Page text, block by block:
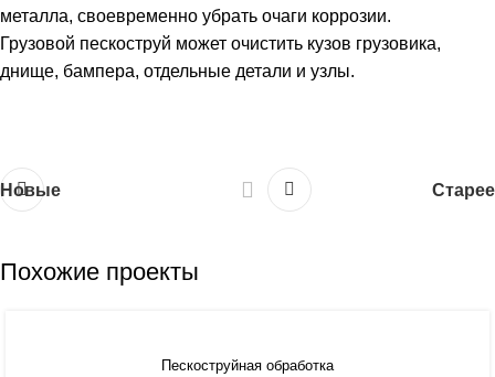
металла, своевременно убрать очаги коррозии.
Грузовой пескоструй может очистить кузов грузовика,
днище, бампера, отдельные детали и узлы.
Новые Старее
Похожие проекты
Пескоструйная обработка